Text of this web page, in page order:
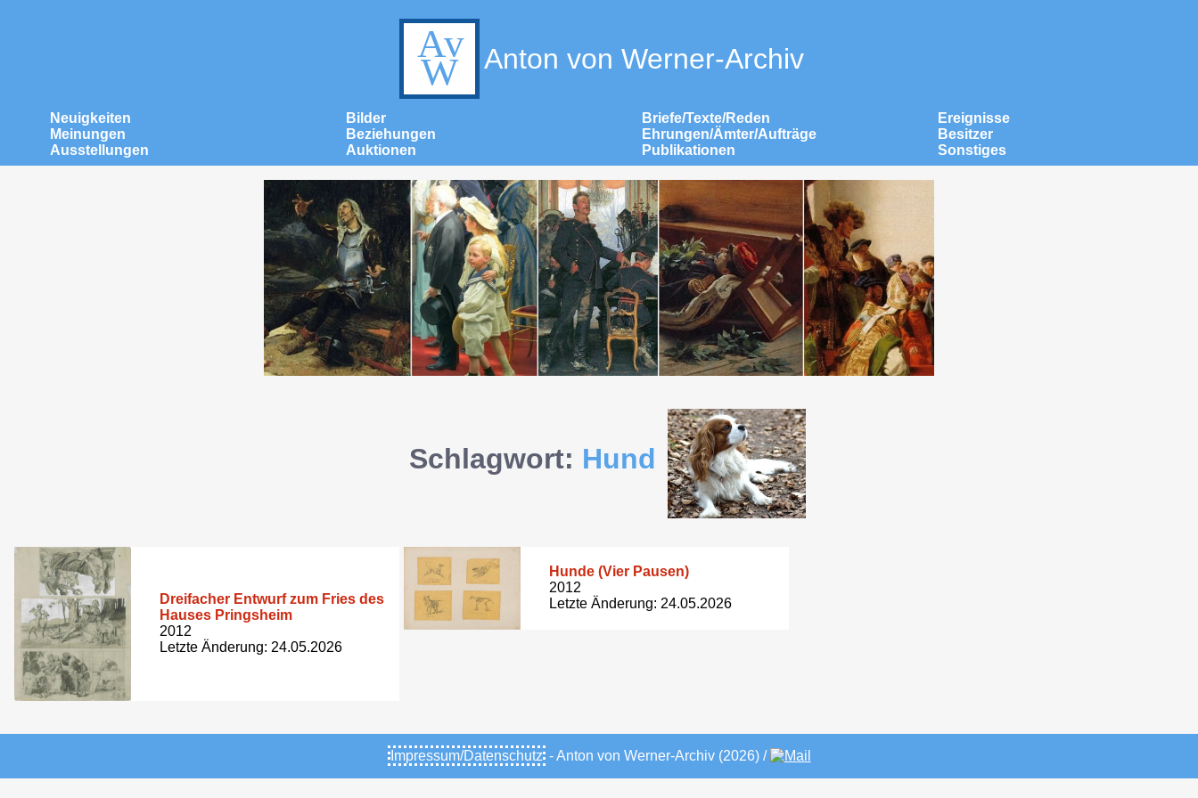
Anton von Werner-Archiv
Neuigkeiten Bilder Briefe/Texte/Reden
Ereignisse
Meinungen
Beziehungen Ehrungen/Ämter/Aufträge
Besitzer
Ausstellungen
Auktionen Publikationen Sonstiges
Schlagwort: Hund
Dreifacher Entwurf zum Fries des
Hauses Pringsheim
2012
Letzte Änderung: 24.05.2026
Hunde (Vier Pausen)
2012
Letzte Änderung: 24.05.2026
Impressum/Datenschutz - Anton von Werner-Archiv (2026) /